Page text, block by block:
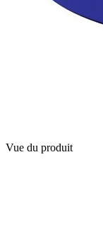
Vue du produit